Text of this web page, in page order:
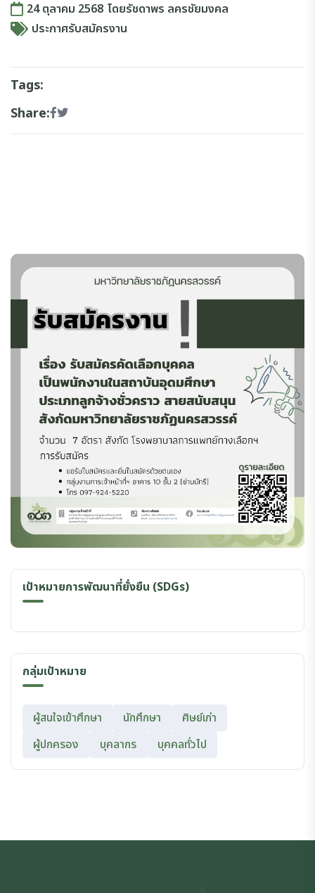
24 ตุลาคม 2568 โดยรัชดาพร ลครชัยมงคล
ประกาศรับสมัครงาน
Tags:
Share:
เป้าหมายการพัฒนาที่ยั่งยืน (SDGs)
กลุ่มเป้าหมาย
ผู้สนใจเข้าศึกษา นักศึกษา
ศิษย์เก่า
ผู้ปกครอง
บุคลากร บุคคลทั่วไป